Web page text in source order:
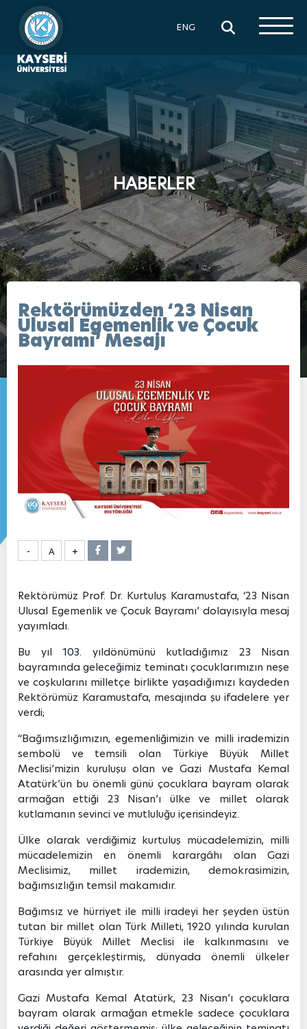
ENG ×
HABERLER
Rektörümüzden ‘23 Nisan
Ulusal Egemenlik ve Çocuk
Bayramı’ Mesajı
- A +
Rektörümüz Prof. Dr. Kurtuluş Karamustafa, ‘23 Nisan
Ulusal Egemenlik ve Çocuk Bayramı’ dolayısıyla mesaj
yayımladı.
Bu yıl 103. yıldönümünü kutladığımız 23 Nisan
bayramında geleceğimiz teminatı çocuklarımızın neşe
ve coşkularını milletçe birlikte yaşadığımızı kaydeden
Rektörümüz Karamustafa, mesajında şu ifadelere yer
verdi;
“Bağımsızlığımızın, egemenliğimizin ve milli irademizin
sembolü ve temsili olan Türkiye Büyük Millet
Meclisi’mizin kuruluşu olan ve Gazi Mustafa Kemal
Atatürk’ün bu önemli günü çocuklara bayram olarak
armağan ettiği 23 Nisan’ı ülke ve millet olarak
kutlamanın sevinci ve mutluluğu içerisindeyiz.
Ülke olarak verdiğimiz kurtuluş mücadelemizin, milli
mücadelemizin en önemli karargâhı olan Gazi
Meclisimiz, millet irademizin, demokrasimizin,
bağımsızlığın temsil makamıdır.
Bağımsız ve hürriyet ile milli iradeyi her şeyden üstün
tutan bir millet olan Türk Milleti, 1920 yılında kurulan
Türkiye Büyük Millet Meclisi ile kalkınmasını ve
refahını gerçekleştirmiş, dünyada önemli ülkeler
arasında yer almıştır.
Gazi Mustafa Kemal Atatürk, 23 Nisan’ı çocuklara
bayram olarak armağan etmekle sadece çocuklara